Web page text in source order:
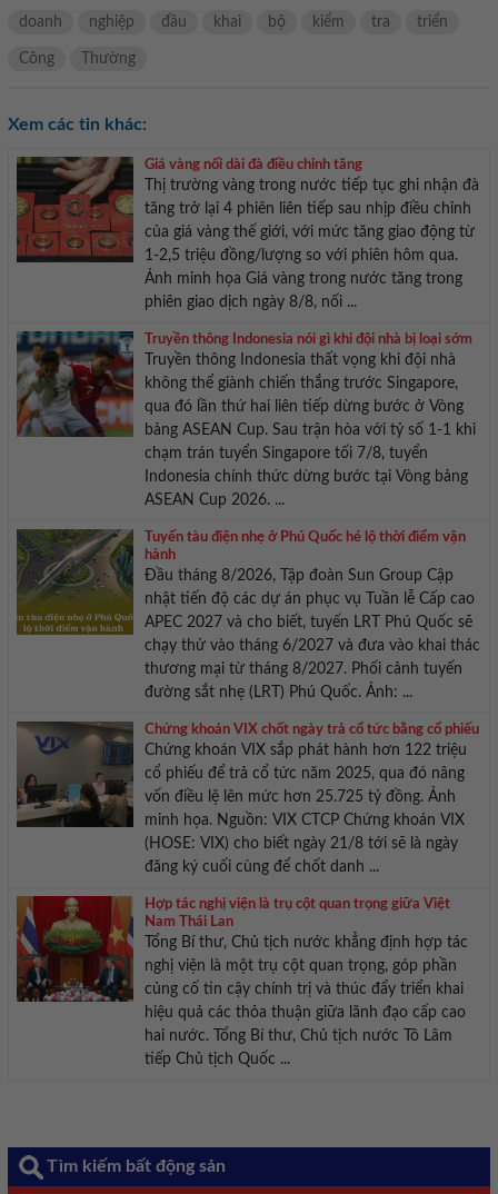
doanh nghiệp đầu khai bộ kiểm tra triển
Công Thường
Xem các tin khác:
Giá vàng nối dài đà điều chỉnh tăng
Thị trường vàng trong nước tiếp tục ghi nhận đà
tăng trở lại 4 phiên liên tiếp sau nhịp điều chỉnh
của giá vàng thế giới, với mức tăng giao động từ
1-2,5 triệu đồng/lượng so với phiên hôm qua.
Ảnh minh họa Giá vàng trong nước tăng trong
phiên giao dịch ngày 8/8, nối ...
Truyền thông Indonesia nói gì khi đội nhà bị loại sớm
Truyền thông Indonesia thất vọng khi đội nhà
không thể giành chiến thắng trước Singapore,
qua đó lần thứ hai liên tiếp dừng bước ở Vòng
bảng ASEAN Cup. Sau trận hòa với tỷ số 1-1 khi
chạm trán tuyển Singapore tối 7/8, tuyển
Indonesia chính thức dừng bước tại Vòng bảng
ASEAN Cup 2026. ...
Tuyến tàu điện nhẹ ở Phú Quốc hé lộ thời điểm vận
hành
Đầu tháng 8/2026, Tập đoàn Sun Group Cập
nhật tiến độ các dự án phục vụ Tuần lễ Cấp cao
APEC 2027 và cho biết, tuyến LRT Phú Quốc sẽ
chạy thử vào tháng 6/2027 và đưa vào khai thác
thương mại từ tháng 8/2027. Phối cảnh tuyến
đường sắt nhẹ (LRT) Phú Quốc. Ảnh: ...
Chứng khoán VIX chốt ngày trả cổ tức bằng cổ phiếu
Chứng khoán VIX sắp phát hành hơn 122 triệu
cổ phiếu để trả cổ tức năm 2025, qua đó nâng
vốn điều lệ lên mức hơn 25.725 tỷ đồng. Ảnh
minh họa. Nguồn: VIX CTCP Chứng khoán VIX
(HOSE: VIX) cho biết ngày 21/8 tới sẽ là ngày
đăng ký cuối cùng để chốt danh ...
Hợp tác nghị viện là trụ cột quan trọng giữa Việt
Nam Thái Lan
Tổng Bí thư, Chủ tịch nước khẳng định hợp tác
nghị viện là một trụ cột quan trọng, góp phần
củng cố tin cậy chính trị và thúc đẩy triển khai
hiệu quả các thỏa thuận giữa lãnh đạo cấp cao
hai nước. Tổng Bí thư, Chủ tịch nước Tô Lâm
tiếp Chủ tịch Quốc ...
Tìm kiếm bất động sản